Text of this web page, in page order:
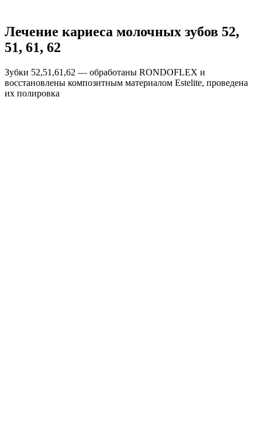
Лечение кариеса молочных зубов 52,
51, 61, 62
Зубки 52,51,61,62 — обработаны RONDOFLEX и
восстановлены композитным материалом Estelite, проведена
их полировка